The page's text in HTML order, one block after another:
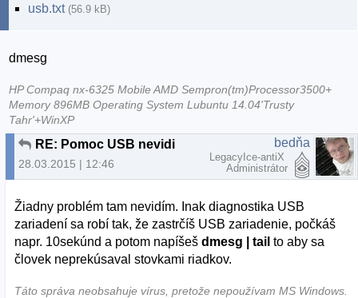
usb.txt (56.9 kB)
dmesg
HP Compaq nx-6325 Mobile AMD Sempron(tm)Processor3500+
Memory 896MB Operating System Lubuntu 14.04'Trusty
Tahr'+WinXP
RE: Pomoc USB nevidi
28.03.2015 | 12:46
bedňa
LegacyIce-antiX
Administrátor
Žiadny problém tam nevidím. Inak diagnostika USB
zariadení sa robí tak, že zastrčíš USB zariadenie, počkáš
napr. 10sekúnd a potom napíšešdmesg | tail to aby sa
človek neprekúsaval stovkami riadkov.
Táto správa neobsahuje vírus, pretože nepoužívam MS Windows.